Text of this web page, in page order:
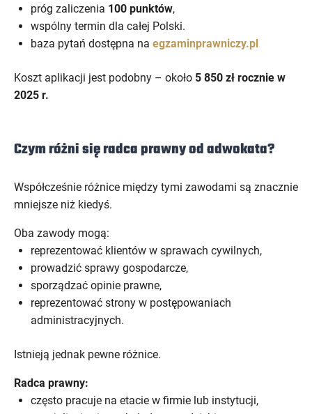
próg zaliczenia 100 punktów,
wspólny termin dla całej Polski.
baza pytań dostępna na egzaminprawniczy.pl
Koszt aplikacji jest podobny – około 5 850 zł rocznie w
2025 r.
Czym różni się radca prawny od adwokata?
Współcześnie różnice między tymi zawodami są znacznie
mniejsze niż kiedyś.
Oba zawody mogą:
reprezentować klientów w sprawach cywilnych,
prowadzić sprawy gospodarcze,
sporządzać opinie prawne,
reprezentować strony w postępowaniach
administracyjnych.
Istnieją jednak pewne różnice.
Radca prawny:
często pracuje na etacie w firmie lub instytucji,